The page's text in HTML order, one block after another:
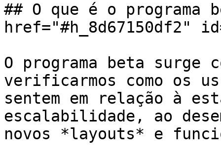
## O que é o programa
href="#h_8d67150df2"
O programa beta surge
verificarmos como os
sentem em relação à
escalabilidade, ao
novos *layouts* e